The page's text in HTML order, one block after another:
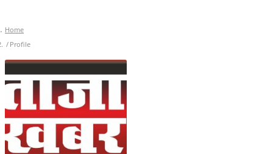
छत्तीसगढ़
All
सरगुजा संभाग
बिलासपुर संभाग
Home
Profile